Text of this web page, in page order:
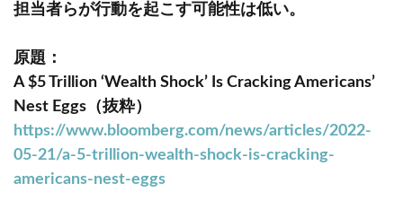
担当者らが行動を起こす可能性は低い。
原題：
A $5 Trillion ‘Wealth Shock’ Is Cracking Americans’
Nest Eggs（抜粋）
https://www.bloomberg.com/news/articles/2022-
05-21/a-5-trillion-wealth-shock-is-cracking-
americans-nest-eggs